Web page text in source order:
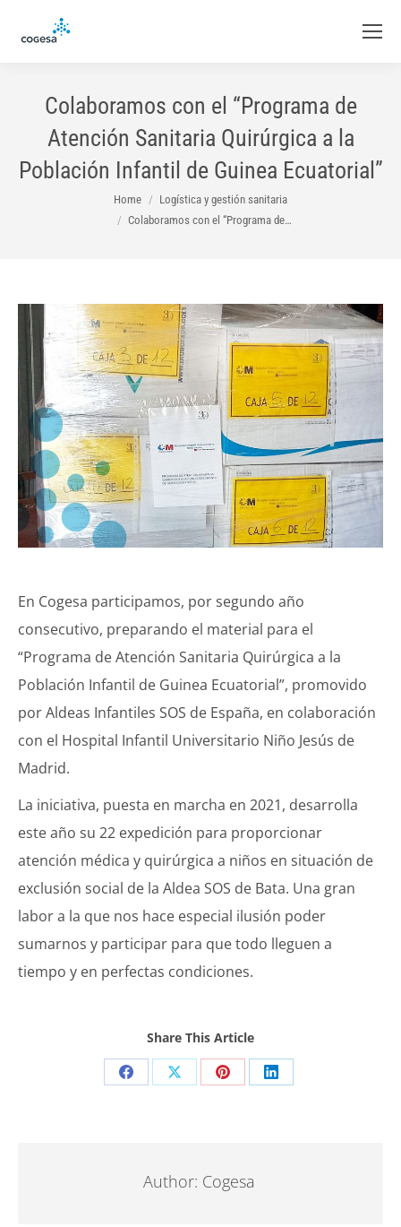
Colaboramos con el “Programa de
Atención Sanitaria Quirúrgica a la
Población Infantil de Guinea Ecuatorial”
Home
Logística y gestión sanitaria
Colaboramos con el “Programa de…
En Cogesa participamos, por segundo año
consecutivo, preparando el material para el
“Programa de Atención Sanitaria Quirúrgica a la
Población Infantil de Guinea Ecuatorial”, promovido
por Aldeas Infantiles SOS de España, en colaboración
con el Hospital Infantil Universitario Niño Jesús de
Madrid.
La iniciativa, puesta en marcha en 2021, desarrolla
este año su 22 expedición para proporcionar
atención médica y quirúrgica a niños en situación de
exclusión social de la Aldea SOS de Bata. Una gran
labor a la que nos hace especial ilusión poder
sumarnos y participar para que todo lleguen a
tiempo y en perfectas condiciones.
Share This Article
Share Share Share Share
Author: Cogesa